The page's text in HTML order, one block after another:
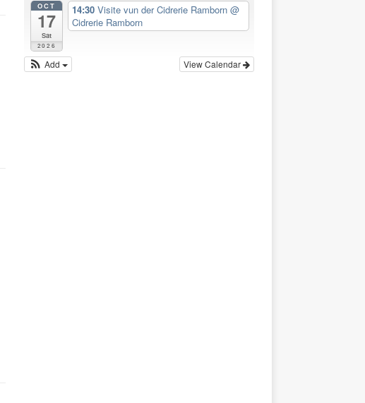
OCT
17
Sat
2026
14:30Visite vun der Cidrerie Ramborn@
Cidrerie Ramborn
View Calendar
Add